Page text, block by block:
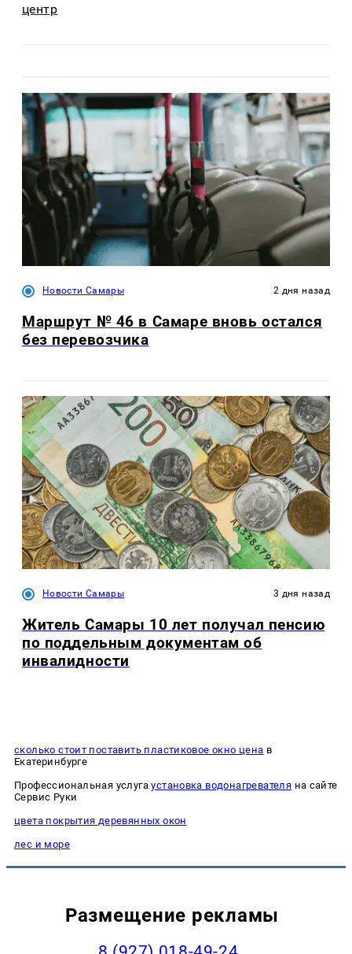
центр
Новости Самары 2 дня назад
Маршрут № 46 в Самаре вновь остался
без перевозчика
Новости Самары 3 дня назад
Житель Самары 10 лет получал пенсию
по поддельным документам об
инвалидности
сколько стоит поставить пластиковое окно цена в
Екатеринбурге
Профессиональная услугаустановка водонагревателя на сайте
Сервис Руки
цвета покрытия деревянных окон
лес и море
Размещение рекламы